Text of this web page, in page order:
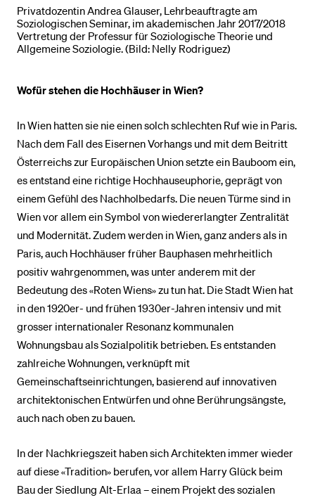
Privatdozentin Andrea Glauser, Lehrbeauftragte am
Soziologischen Seminar, im akademischen Jahr 2017/2018
Vertretung der Professur für Soziologische Theorie und
Allgemeine Soziologie. (Bild: Nelly Rodriguez)
Wofür stehen die Hochhäuser in Wien?
In Wien hatten sie nie einen solch schlechten Ruf wie in Paris.
Nach dem Fall des Eisernen Vorhangs und mit dem Beitritt
Österreichs zur Europäischen Union setzte ein Bauboom ein,
es entstand eine richtige Hochhauseuphorie, geprägt von
einem Gefühl des Nachholbedarfs. Die neuen Türme sind in
Wien vor allem ein Symbol von wiedererlangter Zentralität
und Modernität. Zudem werden in Wien, ganz anders als in
Paris, auch Hochhäuser früher Bauphasen mehrheitlich
positiv wahrgenommen, was unter anderem mit der
Bedeutung des «Roten Wiens» zu tun hat. Die Stadt Wien hat
in den 1920er- und frühen 1930er-Jahren intensiv und mit
grosser internationaler Resonanz kommunalen
Wohnungsbau als Sozialpolitik betrieben. Es entstanden
zahlreiche Wohnungen, verknüpft mit
Gemeinschaftseinrichtungen, basierend auf innovativen
architektonischen Entwürfen und ohne Berührungsängste,
auch nach oben zu bauen.
In der Nachkriegszeit haben sich Architekten immer wieder
auf diese «Tradition» berufen, vor allem Harry Glück beim
Bau der Siedlung Alt-Erlaa – einem Projekt des sozialen